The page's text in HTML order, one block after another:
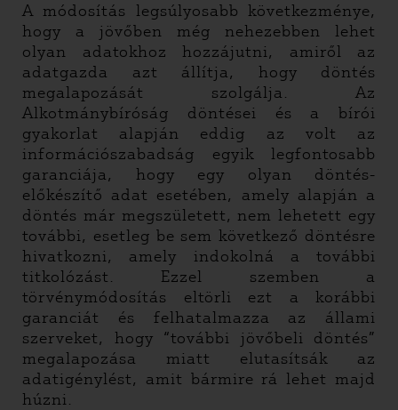
A módosítás legsúlyosabb következménye,
hogy a jövőben még nehezebben lehet
olyan adatokhoz hozzájutni, amiről az
adatgazda azt állítja, hogy döntés
megalapozását szolgálja. Az
Alkotmánybíróság döntései és a bírói
gyakorlat alapján eddig az volt az
információszabadság egyik legfontosabb
garanciája, hogy egy olyan döntés-
előkészítő adat esetében, amely alapján a
döntés már megszületett, nem lehetett egy
további, esetleg be sem következő döntésre
hivatkozni, amely indokolná a további
titkolózást. Ezzel szemben a
törvénymódosítás eltörli ezt a korábbi
garanciát és felhatalmazza az állami
szerveket, hogy “további jövőbeli döntés”
megalapozása miatt elutasítsák az
adatigénylést, amit bármire rá lehet majd
húzni.